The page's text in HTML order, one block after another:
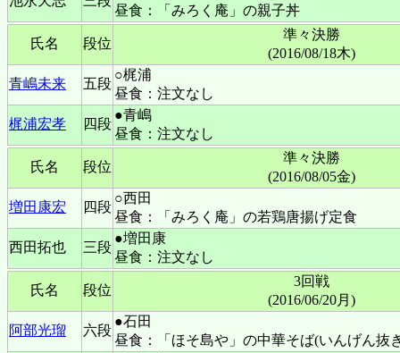
昼食：「みろく庵」の親子丼
氏名 段位
準々決勝
(2016/08/18木)
青嶋未来
五段
○梶浦
昼食：注文なし
梶浦宏孝
四段
●青嶋
昼食：注文なし
氏名 段位
準々決勝
(2016/08/05金)
増田康宏
四段
○西田
昼食：「みろく庵」の若鶏唐揚げ定食
西田拓也
三段
●増田康
昼食：注文なし
氏名 段位
3回戦
(2016/06/20月)
阿部光瑠
六段
●石田
昼食：「ほそ島や」の中華そば(いんげん抜